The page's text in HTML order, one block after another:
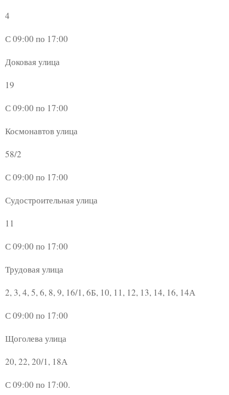
4
С 09:00 по 17:00
Доковая улица
19
С 09:00 по 17:00
Космонавтов улица
58/2
С 09:00 по 17:00
Судостроительная улица
11
С 09:00 по 17:00
Трудовая улица
2, 3, 4, 5, 6, 8, 9, 16/1, 6Б, 10, 11, 12, 13, 14, 16, 14А
С 09:00 по 17:00
Щоголева улица
20, 22, 20/1, 18А
С 09:00 по 17:00.